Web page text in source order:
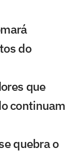
do
que
continuam
quebra o